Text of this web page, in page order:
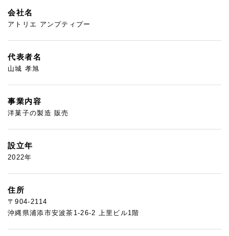
会社名
アトリエ アンプティプー
代表者名
山城 孝旭
事業内容
洋菓子の製造 販売
設立年
2022年
住所
〒904-2114
沖縄県浦添市安波茶1-26-2 上里ビル1階